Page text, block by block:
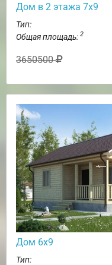
Дом в 2 этажа 7х9
Тип:
Общая площадь: 2
3650500
Дом 6х9
Тип: